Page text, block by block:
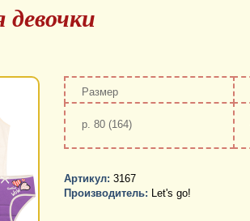
Размер
р. 80 (164)
Артикул: 3167
Производитель: Let's go!